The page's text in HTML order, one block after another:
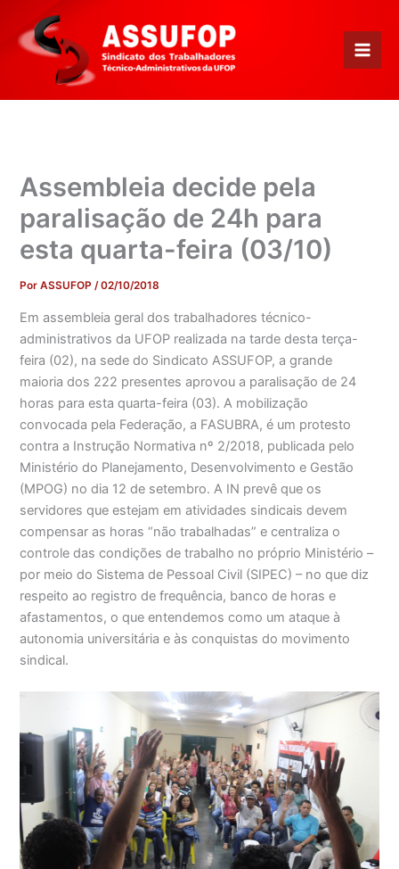
para
conteúdo
Assembleia decide pela
paralisação de 24h para
esta quarta-feira (03/10)
PorASSUFOP/02/10/2018
Em assembleia geral dos trabalhadores técnico-
administrativos da UFOP realizada na tarde desta terça-
feira (02), na sede do Sindicato ASSUFOP, a grande
maioria dos 222 presentes aprovou a paralisação de 24
horas para esta quarta-feira (03). A mobilização
convocada pela Federação, a FASUBRA, é um protesto
contra a Instrução Normativa nº 2/2018, publicada pelo
Ministério do Planejamento, Desenvolvimento e Gestão
(MPOG) no dia 12 de setembro. A IN prevê que os
servidores que estejam em atividades sindicais devem
compensar as horas “não trabalhadas” e centraliza o
controle das condições de trabalho no próprio Ministério –
por meio do Sistema de Pessoal Civil (SIPEC) – no que diz
respeito ao registro de frequência, banco de horas e
afastamentos, o que entendemos como um ataque à
autonomia universitária e às conquistas do movimento
sindical.